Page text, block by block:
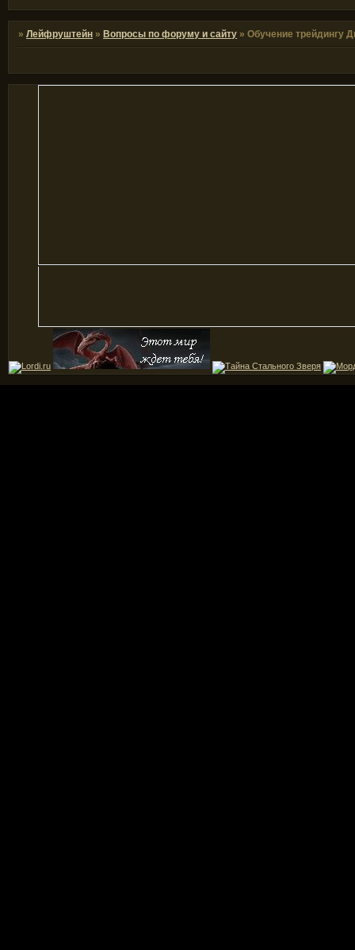
»Лейфруштейн » Вопросы по форуму и сайту »Обучение трейдингу